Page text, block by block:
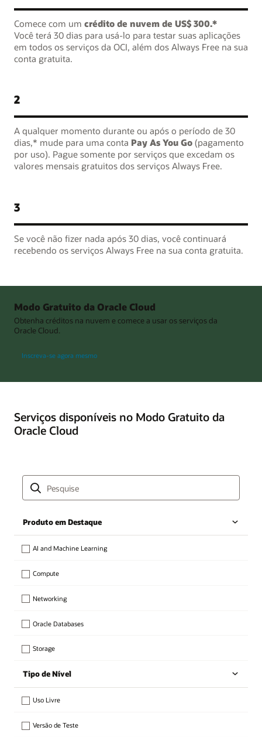
Comece com um crédito de nuvem de US$ 300.*
Você terá 30 dias para usá-lo para testar suas aplicações
em todos os serviços da OCI, além dos Always Free na sua
conta gratuita.
2
A qualquer momento durante ou após o período de 30
dias,* mude para uma conta Pay As You Go (pagamento
por uso). Pague somente por serviços que excedam os
valores mensais gratuitos dos serviços Always Free.
3
Se você não fizer nada após 30 dias, você continuará
recebendo os serviços Always Free na sua conta gratuita.
Modo Gratuito da Oracle Cloud
Obtenha créditos na nuvem e comece a usar os serviços da
Oracle Cloud.
Inscreva-se agora mesmo
Serviços disponíveis no Modo Gratuito da
Oracle Cloud
Produto em Destaque
AI and Machine Learning
Compute
Networking
Oracle Databases
Storage
Tipo de Nível
Uso Livre
Versão de Teste